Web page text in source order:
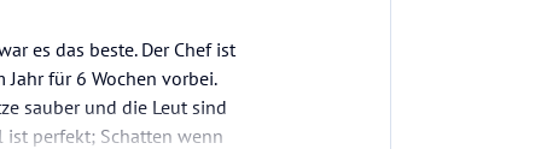
es das beste. Der Chef ist
für 6 Wochen vorbei.
sauber und die Leut sind
ist perfekt; Schatten wenn